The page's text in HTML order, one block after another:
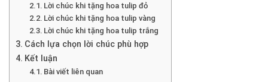
Lời chúc khi tặng hoa tulip đỏ
Lời chúc khi tặng hoa tulip vàng
Lời chúc khi tặng hoa tulip trắng
Cách lựa chọn lời chúc phù hợp
Kết luận
Bài viết liên quan